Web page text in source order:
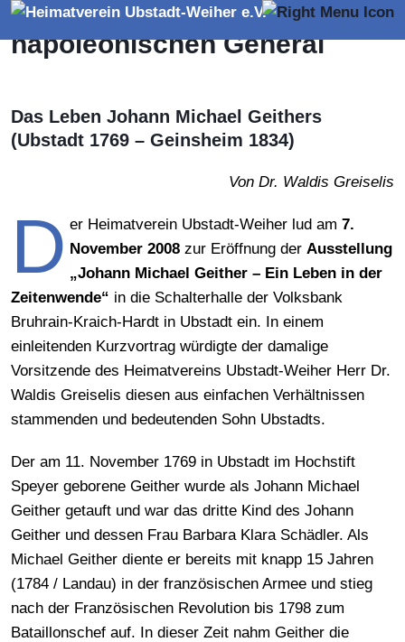
Bauernbub zum
napoleonischen General
Das Leben Johann Michael Geithers
(Ubstadt 1769 – Geinsheim 1834)
Von Dr. Waldis Greiselis
D er Heimatverein Ubstadt-Weiher lud am7.
November 2008 zur Eröffnung derAusstellung
„Johann Michael Geither – Ein Leben in der
Zeitenwende“ in die Schalterhalle der Volksbank
Bruhrain-Kraich-Hardt in Ubstadt ein. In einem
einleitenden Kurzvortrag würdigte der damalige
Vorsitzende des Heimatvereins Ubstadt-Weiher Herr Dr.
Waldis Greiselis diesen aus einfachen Verhältnissen
stammenden und bedeutenden Sohn Ubstadts.
Der am 11. November 1769 in Ubstadt im Hochstift
Speyer geborene Geither wurde als Johann Michael
Geither getauft und war das dritte Kind des Johann
Geither und dessen Frau Barbara Klara Schädler. Als
Michael Geither diente er bereits mit knapp 15 Jahren
(1784 / Landau) in der französischen Armee und stieg
nach der Französischen Revolution bis 1798 zum
Bataillonschef auf. In dieser Zeit nahm Geither die